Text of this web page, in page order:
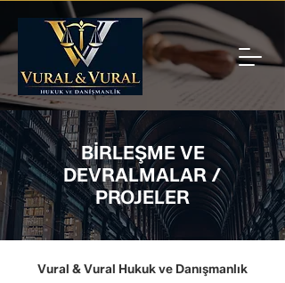
BİRLEŞME VE
DEVRALMALAR /
PROJELER
Vural & Vural Hukuk ve Danışmanlık